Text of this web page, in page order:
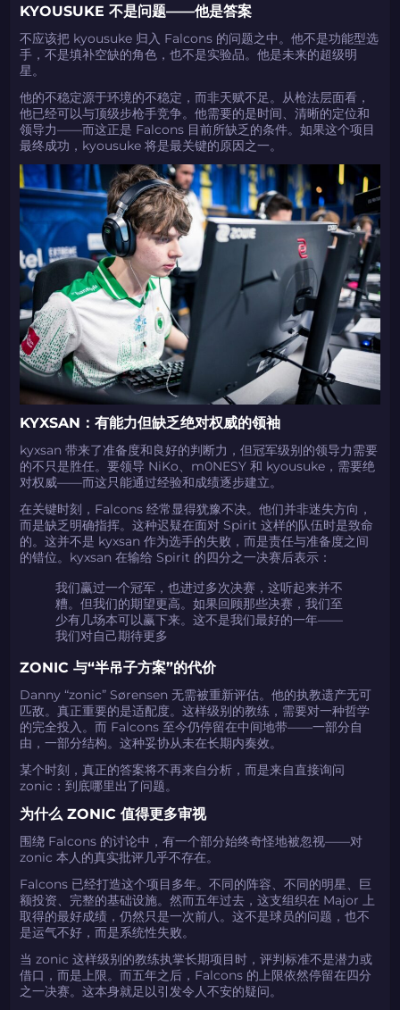
KYOUSUKE 不是问题——他是答案
不应该把 kyousuke 归入 Falcons 的问题之中。他不是功能型选
手，不是填补空缺的角色，也不是实验品。他是未来的超级明
星。
他的不稳定源于环境的不稳定，而非天赋不足。从枪法层面看，
他已经可以与顶级步枪手竞争。他需要的是时间、清晰的定位和
领导力——而这正是 Falcons 目前所缺乏的条件。如果这个项目
最终成功，kyousuke 将是最关键的原因之一。
KYXSAN：有能力但缺乏绝对权威的领袖
kyxsan 带来了准备度和良好的判断力，但冠军级别的领导力需要
的不只是胜任。要领导 NiKo、m0NESY 和 kyousuke，需要绝
对权威——而这只能通过经验和成绩逐步建立。
在关键时刻，Falcons 经常显得犹豫不决。他们并非迷失方向，
而是缺乏明确指挥。这种迟疑在面对 Spirit 这样的队伍时是致命
的。这并不是 kyxsan 作为选手的失败，而是责任与准备度之间
的错位。kyxsan 在输给 Spirit 的四分之一决赛后表示：
我们赢过一个冠军，也进过多次决赛，这听起来并不
糟。但我们的期望更高。如果回顾那些决赛，我们至
少有几场本可以赢下来。这不是我们最好的一年——
我们对自己期待更多
ZONIC 与“半吊子方案”的代价
Danny “zonic” Sørensen 无需被重新评估。他的执教遗产无可
匹敌。真正重要的是适配度。这样级别的教练，需要对一种哲学
的完全投入。而 Falcons 至今仍停留在中间地带——一部分自
由，一部分结构。这种妥协从未在长期内奏效。
某个时刻，真正的答案将不再来自分析，而是来自直接询问
zonic：到底哪里出了问题。
为什么 ZONIC 值得更多审视
围绕 Falcons 的讨论中，有一个部分始终奇怪地被忽视——对
zonic 本人的真实批评几乎不存在。
Falcons 已经打造这个项目多年。不同的阵容、不同的明星、巨
额投资、完整的基础设施。然而五年过去，这支组织在 Major 上
取得的最好成绩，仍然只是一次前八。这不是球员的问题，也不
是运气不好，而是系统性失败。
当 zonic 这样级别的教练执掌长期项目时，评判标准不是潜力或
借口，而是上限。而五年之后，Falcons 的上限依然停留在四分
之一决赛。这本身就足以引发令人不安的疑问。